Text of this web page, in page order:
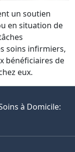
un soutien
en situation de
soins infirmiers,
bénéficiaires de
eux.
à Domicile: